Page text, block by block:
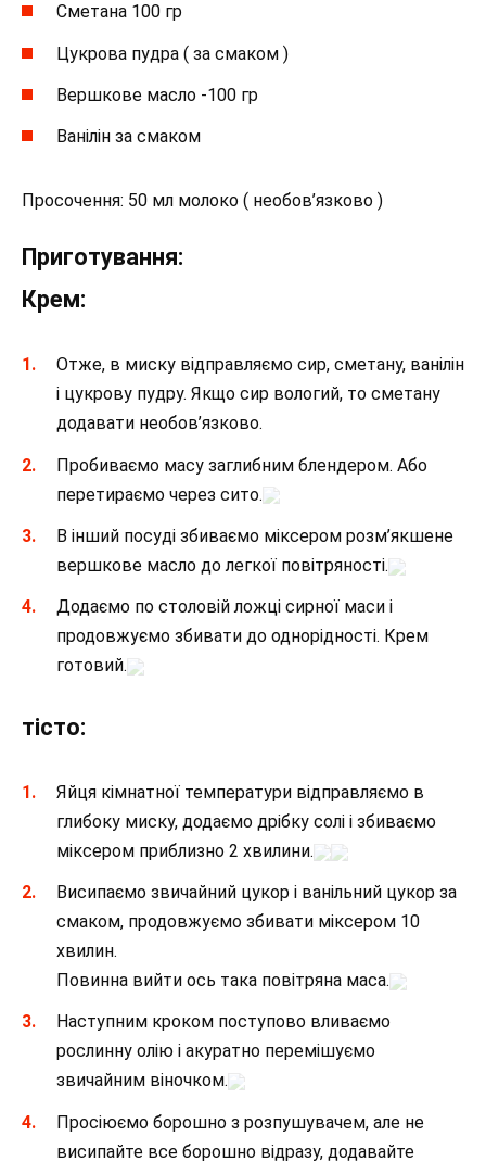
Сметана 100 гр
Цукрова пудра ( за смаком )
Вершкове масло -100 гр
Ванілін за смаком
Просочення: 50 мл молоко ( необов’язково )
Приготування:
Крем:
Отже, в миску відправляємо сир, сметану, ванілін
і цукрову пудру. Якщо сир вологий, то сметану
додавати необов’язково.
Пробиваємо масу заглибним блендером. Або
перетираємо через сито.
В інший посуді збиваємо міксером розм’якшене
вершкове масло до легкої повітряності.
Додаємо по столовій ложці сирної маси і
продовжуємо збивати до однорідності. Крем
готовий.
тісто:
Яйця кімнатної температури відправляємо в
глибоку миску, додаємо дрібку солі і збиваємо
міксером приблизно 2 хвилини.
Висипаємо звичайний цукор і ванільний цукор за
смаком, продовжуємо збивати міксером 10
хвилин.
Повинна вийти ось така повітряна маса.
Наступним кроком поступово вливаємо
рослинну олію і акуратно перемішуємо
звичайним віночком.
Просіюємо борошно з розпушувачем, але не
висипайте все борошно відразу, додавайте